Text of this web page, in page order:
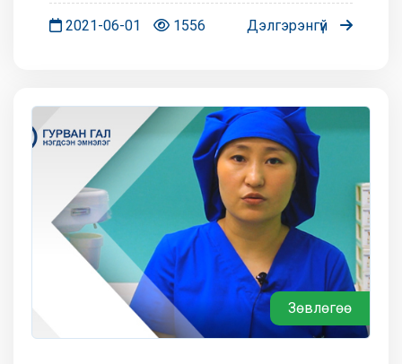
цахимаар авах боломжийг бид танд олгож
2021-06-01 1556 Дэлгэрэнгүй
Зөвлөгөө